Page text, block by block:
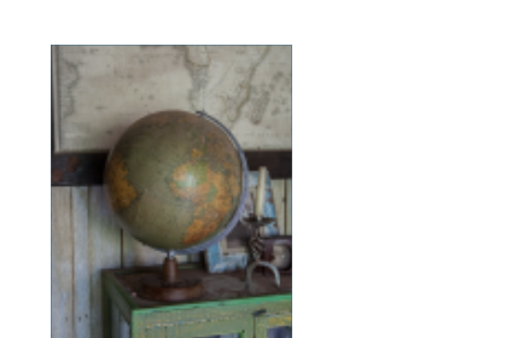
Föreställ dig en
promenad längs
strandkanten eller ett
glas vino på terrassen
med uts...